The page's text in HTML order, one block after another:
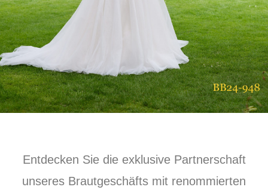
Entdecken Sie die exklusive Partnerschaft
unseres Brautgeschäfts mit renommierten